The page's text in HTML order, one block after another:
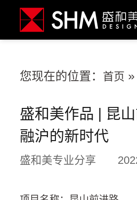
您现在的位置： 首页 »
盛和美作品 | 昆
融沪的新时代
盛和美专业分享